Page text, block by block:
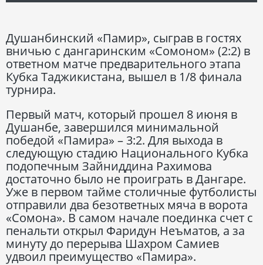
Душанбинский «Памир», сыграв в гостях
вничью с дангаринским «Сомоном» (2:2) в
ответном матче предварительного этапа
Кубка Таджикистана, вышел в 1/8 финала
турнира.
Первый матч, который прошел 8 июня в
Душанбе, завершился минимальной
победой «Памира» – 3:2. Для выхода в
следующую стадию Национального Кубка
подопечным Зайниддина Рахимова
достаточно было не проиграть в Дангаре.
Уже в первом тайме столичные футболисты
отправили два безответных мяча в ворота
«Сомона». В самом начале поединка счет с
пенальти открыл Фаридун Неъматов, а за
минуту до перерыва Шахром Самиев
удвоил преимущество «Памира».